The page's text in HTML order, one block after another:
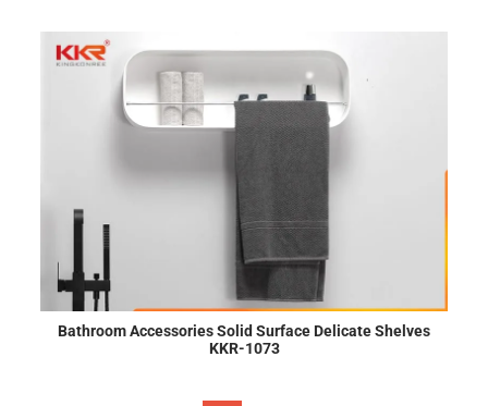
Bathroom Accessories Solid Surface Delicate Shelves
KKR-1073